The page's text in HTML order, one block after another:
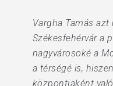
Vargha Tamás
Székesfehérvár a
nagyvárosoké a
a térségé is,
központjaként